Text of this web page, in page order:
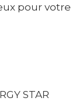
pour votre
STAR